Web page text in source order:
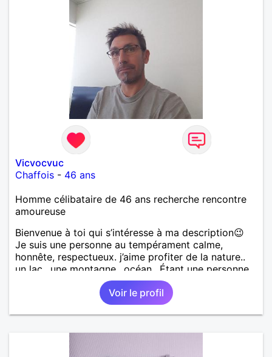
Vicvocvuc
Chaffois - 46 ans
Homme célibataire de 46 ans recherche rencontre
amoureuse
Bienvenue à toi qui s’intéresse à ma description😉
Je suis une personne au tempérament calme,
honnête, respectueux. j’aime profiter de la nature..
un lac.. une montagne.. océan.. Étant une personne
simple, je me contente de peu.. Je pratique pas mal
d’activités, randonnée, vtt, natation. moto.. etc..
suivant la météo.. et je suis ouvert à des nouvelles
idées.. voir tes activités. J’aime aussi ne rien faire,
météo oblige. Une info cruciale, vu que pour
beaucoup le physique compte, sache que j’ai pris de
Voir le profil